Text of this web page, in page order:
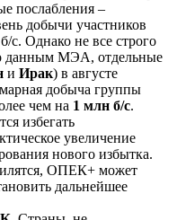
послабления –
добычи участников
с. Однако не все строго
данным МЭА, отдельные
и Ирак) в августе
добыча группы
чем на 1 млн б/с.
избегать
увеличение
нового избытка.
ОПЕК+ может
дальнейшее